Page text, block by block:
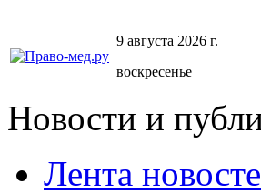
9 августа 2026 г.
воскресенье
Новости и
Лента